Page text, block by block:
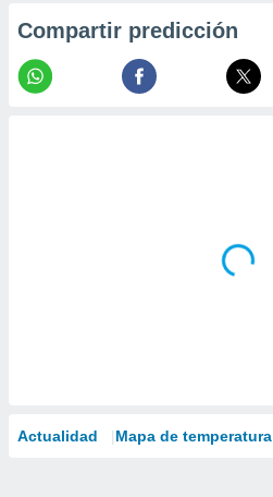
Compartir predicción
Actualidad Mapa de temperatura